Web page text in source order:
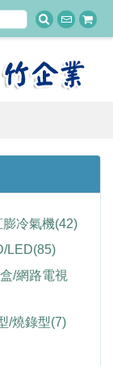
膨冷氣機(42)
LED(85)
/網路電視
/燒錄型(7)